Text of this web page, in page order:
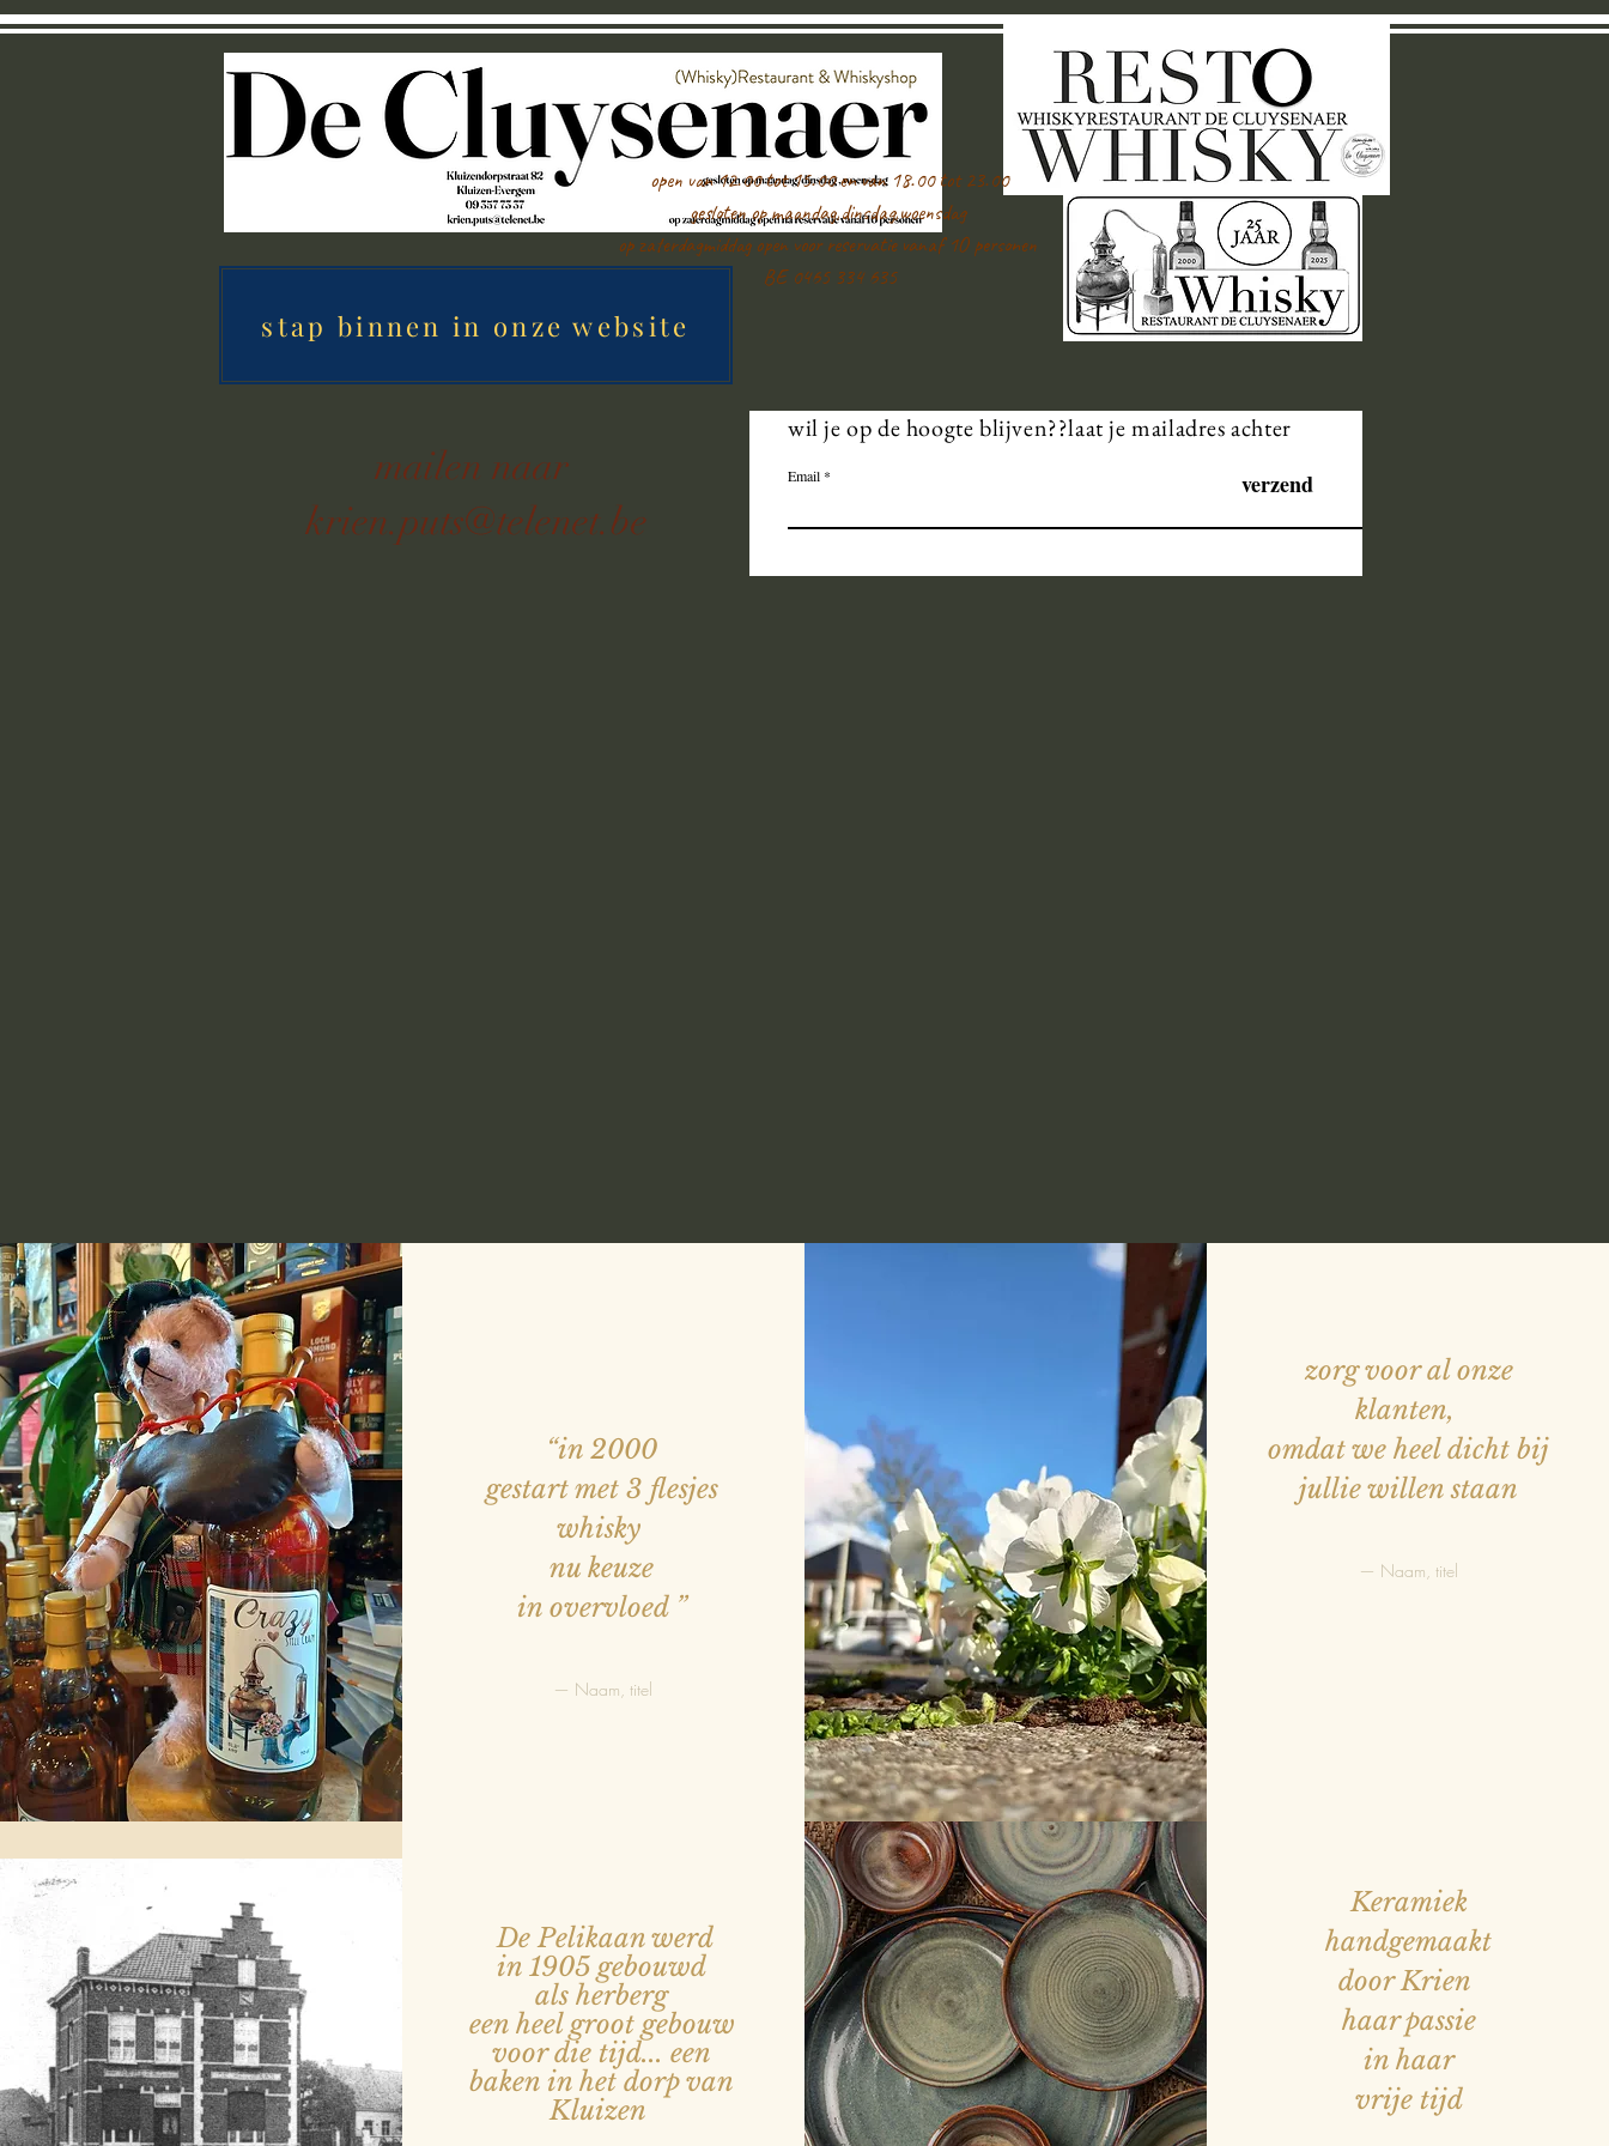
open van 12.00 tot 15.00 en van 18.00 tot 23.00
gesloten op maandag,dinsdag,woensdag
op zaterdagmiddag open voor reservatie vanaf 1O personen
BE 0465 334 635
stap binnen in onze website
mailen naar
krien.puts@telenet.be
wil je op de hoogte blijven??laat je mailadres achter
Email verzend
De Pelikaan werd
in 1905 gebouwd
als herberg
een heel groot gebouw
voor die tijd... een
baken in het dorp van
Kluizen
Keramiek
handgemaakt
door Krien
haar passie
in haar
vrije tijd
“in 2000
gestart met 3 flesjes
whisky
nu keuze
in overvloed ”
— Naam, titel
zorg voor al onze
klanten,
omdat we heel dicht bij
jullie willen staan
— Naam, titel